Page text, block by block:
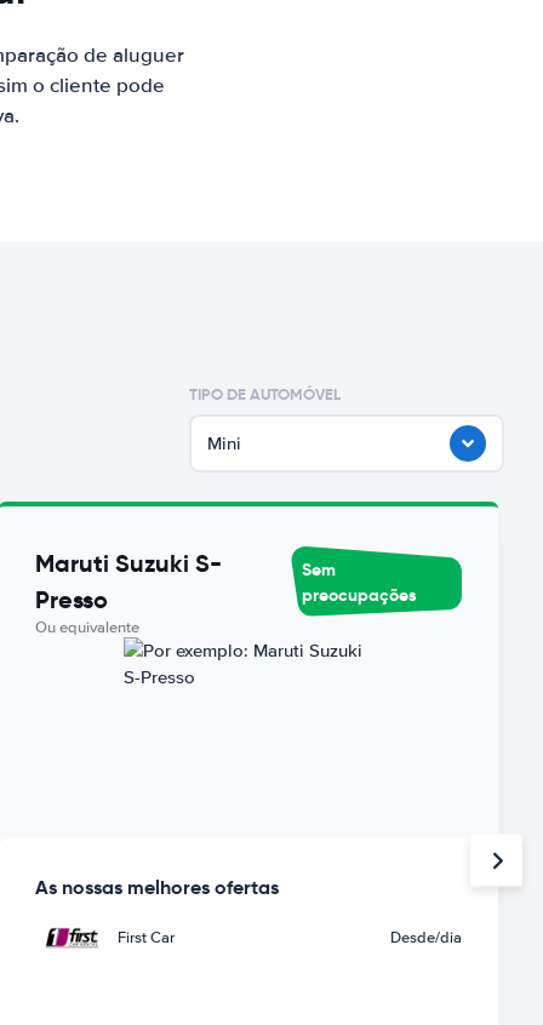
de aluguer
o cliente pode
TIPO DE AUTOMÓVEL
Mini
Maruti Suzuki S-
Presso
Ou equivalente
Sem
preocupações
As nossas melhores ofertas
First Car Desde/dia